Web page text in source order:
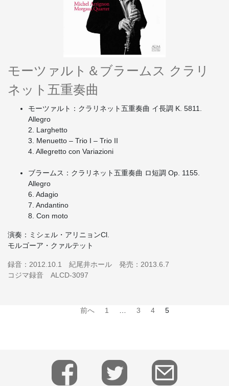
モーツァルト＆ブラームス クラリ
ネット五重奏曲
モーツァルト：クラリネット五重奏曲 イ長調 K. 5811.
Allegro
2. Larghetto
3. Menuetto – Trio I – Trio II
4. Allegretto con Variazioni
ブラームス：クラリネット五重奏曲 ロ短調 Op. 1155.
Allegro
6. Adagio
7. Andantino
8. Con moto
演奏：ミシェル・アリニョンCl.
モルゴーア・クァルテット
録音：2012.10.1 紀尾井ホール 発売：2013.6.7
コジマ録音
ALCD-3097
前へ 1 3 4 5